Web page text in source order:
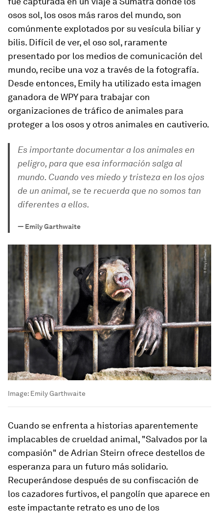
osos sol, los osos más raros del mundo, son
comúnmente explotados por su vesícula biliar y
bilis. Difícil de ver, el oso sol, raramente
presentado por los medios de comunicación del
mundo, recibe una voz a través de la fotografía.
Desde entonces, Emily ha utilizado esta imagen
ganadora de WPY para trabajar con
organizaciones de tráfico de animales para
proteger a los osos y otros animales en cautiverio.
Es importante documentar a los animales en
peligro, para que esa información salga al
mundo. Cuando ves miedo y tristeza en los ojos
de un animal, se te recuerda que no somos tan
diferentes a ellos.
— Emily Garthwaite
Image: Emily Garthwaite
Cuando se enfrenta a historias aparentemente
implacables de crueldad animal, "Salvados por la
compasión" de Adrian Steirn ofrece destellos de
esperanza para un futuro más solidario.
Recuperándose después de su confiscación de
los cazadores furtivos, el pangolín que aparece en
este impactante retrato es uno de los